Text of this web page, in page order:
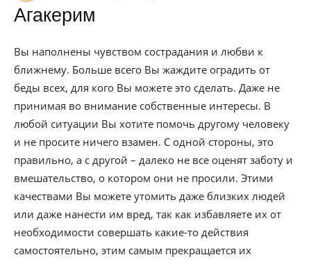
Агакерим
Вы наполнены чувством сострадания и любви к
ближнему. Больше всего Вы жаждите оградить от
беды всех, для кого Вы можете это сделать. Даже не
принимая во внимание собственные интересы. В
любой ситуации Вы хотите помочь другому человеку
и не просите ничего взамен. С одной стороны, это
правильно, а с другой – далеко не все оценят заботу и
вмешательство, о котором они не просили. Этими
качествами Вы можете утомить даже близких людей
или даже нанести им вред, так как избавляете их от
необходимости совершать какие-то действия
самостоятельно, этим самым прекращается их